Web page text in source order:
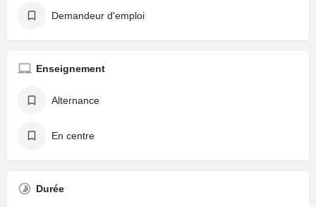
Demandeur d'emploi
Enseignement
Alternance
En centre
Durée